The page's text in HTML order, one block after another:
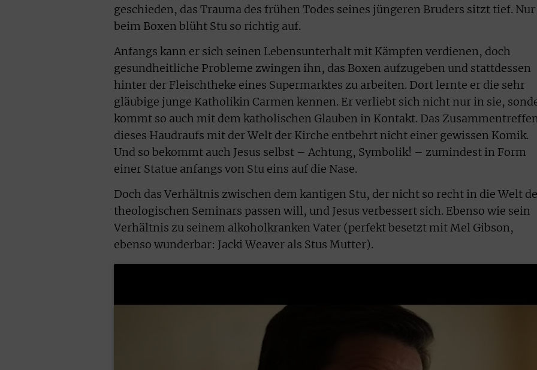
geschieden, das Trauma des frühen Todes seines jüngeren Bruders sitzt tief. Nur
beim Boxen blüht Stu so richtig auf.
Anfangs kann er sich seinen Lebensunterhalt mit Kämpfen verdienen, doch
gesundheitliche Probleme zwingen ihn, das Boxen aufzugeben und stattdessen
hinter der Fleischtheke eines Supermarktes zu arbeiten. Dort lernte er die sehr
gläubige junge Katholikin Carmen kennen. Er verliebt sich nicht nur in sie,
kommt so auch mit dem katholischen Glauben in Kontakt. Das
dieses Haudraufs mit der Welt der Kirche entbehrt nicht einer gewissen Komik.
Und so bekommt auch Jesus selbst – Achtung, Symbolik! – zumindest in Form
einer Statue anfangs von Stu eins auf die Nase.
Doch das Verhältnis zwischen dem kantigen Stu, der nicht so recht in die Welt
theologischen Seminars passen will, und Jesus verbessert sich. Ebenso wie sein
Verhältnis zu seinem alkoholkranken Vater (perfekt besetzt mit Mel Gibson,
ebenso wunderbar: Jacki Weaver als Stus Mutter).